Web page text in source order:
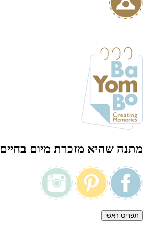
מתנה שהיא מזכרת מיום בחיים
תפריט ראשי